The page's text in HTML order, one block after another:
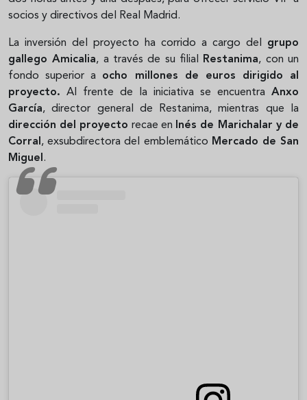
socios y directivos del Real Madrid.
La inversión del proyecto ha corrido a cargo del grupo
gallego Amicalia, a través de su filial Restanima, con un
fondo superior a ocho millones de euros dirigido al
proyecto. Al frente de la iniciativa se encuentra Anxo
García, director general de Restanima, mientras que la
dirección del proyecto recae en Inés de Marichalar y de
Corral, exsubdirectora del emblemático Mercado de San
Miguel.